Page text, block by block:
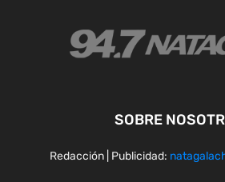
SOBRE
Redacción | Publicidad: